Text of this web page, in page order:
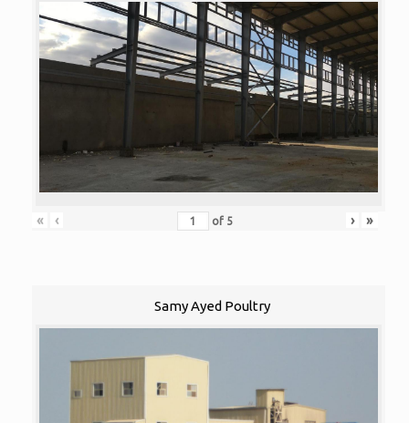
« ‹ of 5 › »
Samy Ayed Poultry